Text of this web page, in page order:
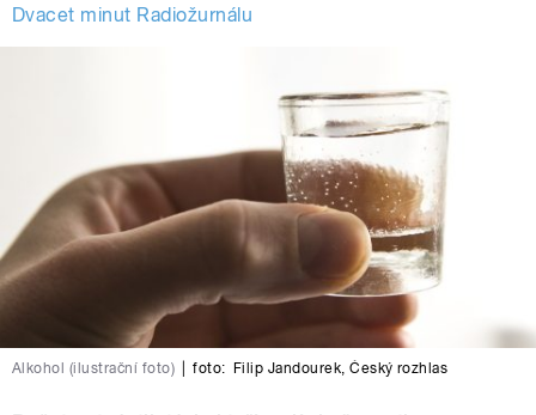
Dvacet minut Radiožurnálu
Alkohol (ilustrační foto) foto: Filip Jandourek ,Český rozhlas